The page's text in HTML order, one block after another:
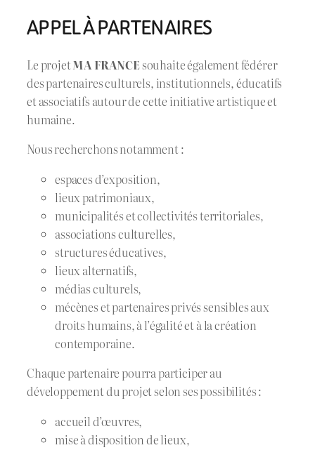
APPEL À PARTENAIRES
Le projetMA FRANCEsouhaite également fédérer
des partenaires culturels, institutionnels, éducatifs
et associatifs autour de cette initiative artistique et
humaine.
Nous recherchons notamment :
espaces d’exposition,
lieux patrimoniaux,
municipalités et collectivités territoriales,
associations culturelles,
structures éducatives,
lieux alternatifs,
médias culturels,
mécènes et partenaires privés sensibles aux
droits humains, à l’égalité et à la création
contemporaine.
Chaque partenaire pourra participer au
développement du projet selon ses possibilités :
accueil d’œuvres,
mise à disposition de lieux,